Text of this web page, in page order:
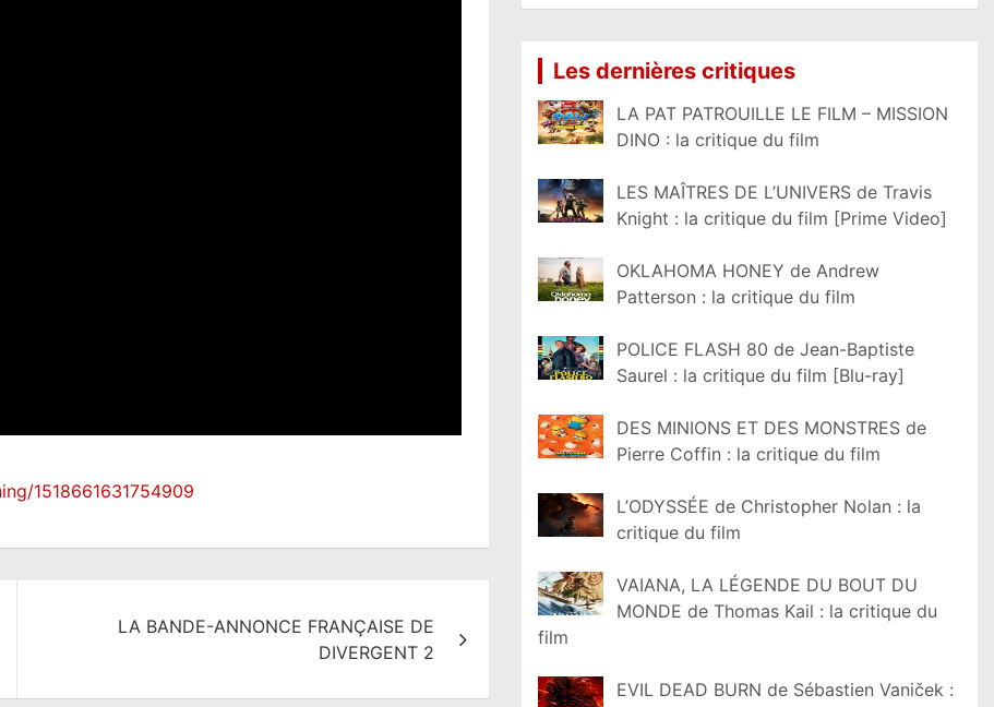
1518661631754909
LA BANDE-ANNONCE FRANÇAISE DE
DIVERGENT 2
Les dernières critiques
LA PAT PATROUILLE LE FILM – MISSION
DINO : la critique du film
LES MAÎTRES DE L’UNIVERS de Travis
Knight : la critique du film [Prime Video]
OKLAHOMA HONEY de Andrew
Patterson : la critique du film
POLICE FLASH 80 de Jean-Baptiste
Saurel : la critique du film [Blu-ray]
DES MINIONS ET DES MONSTRES de
Pierre Coffin : la critique du film
L’ODYSSÉE de Christopher Nolan : la
critique du film
VAIANA, LA LÉGENDE DU BOUT DU
MONDE de Thomas Kail : la critique du
film
EVIL DEAD BURN de Sébastien Vaniček :